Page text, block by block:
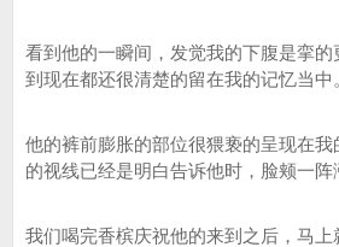
看到他的一瞬间，发觉我的下腹是挛
到现在都还很清楚的留在我的记忆当中
他的裤前膨胀的部位很猥亵的呈现在我
的视线已经是明白告诉他时，脸颊一阵
我们喝完香槟庆祝他的来到之后，马